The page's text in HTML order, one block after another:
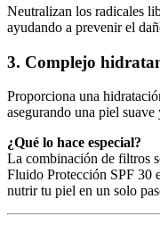
Neutralizan los radicales
ayudando a prevenir el
3. Complejo
Proporciona una
asegurando una piel
¿Qué lo hace especial?
La combinación de filtros
Fluido Protección SPF 30
nutrir tu piel en un solo